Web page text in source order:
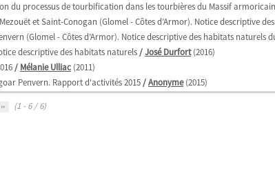
du processus de tourbification dans les tourbières du Massif armoricain
et Saint-Conogan (Glomel - Côtes d’Armor). Notice descriptive
(Glomel - Côtes d’Armor). Notice descriptive des habitats naturels
descriptive des habitats naturels/José Durfort(2016)
/ Mélanie Ulliac (2011)
Penvern. Rapport d'activités 2015/Anonyme(2015)
(1 - 6 / 6)